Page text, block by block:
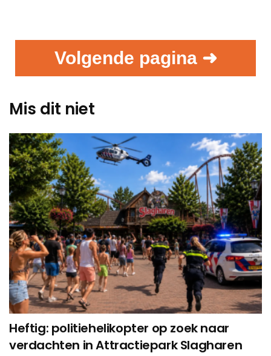
Volgende pagina ➜
Mis dit niet
Heftig: politiehelikopter op zoek naar
verdachten in Attractiepark Slagharen